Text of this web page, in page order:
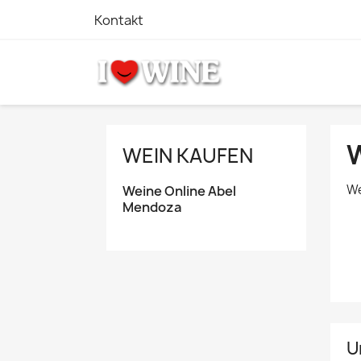
Kontakt
WEIN KAUFEN
Weine Online Abel
Mendoza